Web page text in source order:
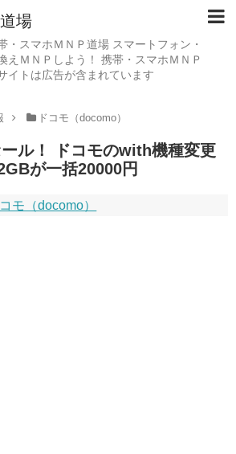
場
・スマホＭＮＰ道場 スマートフォン・
えＭＮＰしよう！ 携帯・スマホＭＮＰ
イトは広告が含まれています
ドコモ（docomo）
ル！ ドコモのwith機種変更
が一括20000円
モ（docomo）